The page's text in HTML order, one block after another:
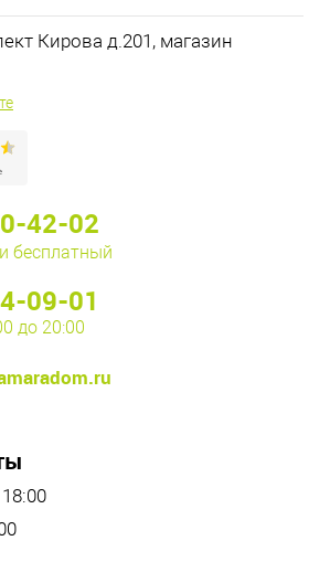
Кирова д.201, магазин
42-02
бесплатный
09-01
до 20:00